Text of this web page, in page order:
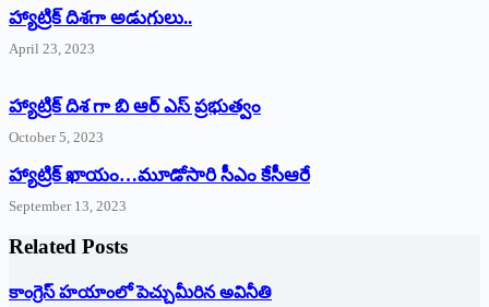
‌హ్యాట్రిక్‌ ‌దిశగా అడుగులు..
April 23, 2023
హ్యాట్రిక్ దిశ గా బి ఆర్ ఎస్ ప్రభుత్వం
October 5, 2023
హ్యాట్రిక్‌ ‌ఖాయం…మూడోసారి సీఎం కేసీఆరే
September 13, 2023
Related Posts
కాంగ్రెస్ హయాంలో పెచ్చుమీరిన అవినీతి